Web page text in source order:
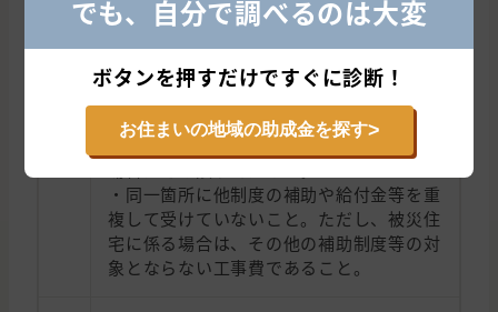
支
（対象者の配偶者の親を含む。）又は子の
場合は所有者と同等とみなす。
・同一世帯に属する者全員が村税等を完納
していること。
・過去にこの事業による補助金の交付を受
けていないこと。ただし、被災住宅に係る
・同一箇所に他制度の補助や給付金等を重
複して受けていないこと。ただし、被災住
宅に係る場合は、その他の補助制度等の対
象とならない工事費であること。
でも、自分で調べるのは大変
ボタンを押すだけですぐに診断！
お住まいの地域の助成金を探す>